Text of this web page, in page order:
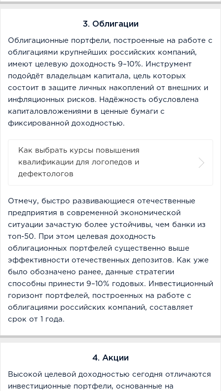
3. Облигации
Облигационные портфели, построенные на работе с
облигациями крупнейших российских компаний,
имеют целевую доходность 9–10%. Инструмент
подойдёт владельцам капитала, цель которых
состоит в защите личных накоплений от внешних и
инфляционных рисков. Надёжность обусловлена
капиталовложениями в ценные бумаги с
фиксированной доходностью.
Как выбрать курсы повышения
квалификации для логопедов и
дефектологов
Отмечу, быстро развивающиеся отечественные
предприятия в современной экономической
ситуации зачастую более устойчивы, чем банки из
топ-50. При этом целевая доходность
облигационных портфелей существенно выше
эффективности отечественных депозитов. Как уже
было обозначено ранее, данные стратегии
способны принести 9–10% годовых. Инвестиционный
горизонт портфелей, построенных на работе с
облигациями российских компаний, составляет
срок от 1 года.
4. Акции
Высокой целевой доходностью сегодня отличаются
инвестиционные портфели, основанные на